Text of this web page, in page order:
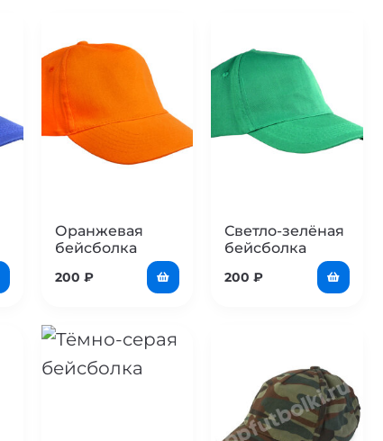
Оранжевая
бейсболка
200 ₽
Светло-зелёная
бейсболка
200₽